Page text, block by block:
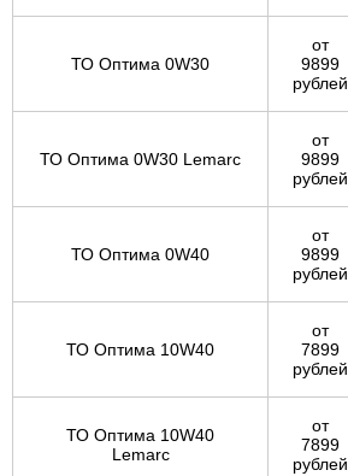
ТО Оптима 0W30
от
9899
рублей
ТО Оптима 0W30 Lemarc
от
9899
рублей
ТО Оптима 0W40
от
9899
рублей
ТО Оптима 10W40
от
7899
рублей
ТО Оптима 10W40
Lemarc
от
7899
рублей